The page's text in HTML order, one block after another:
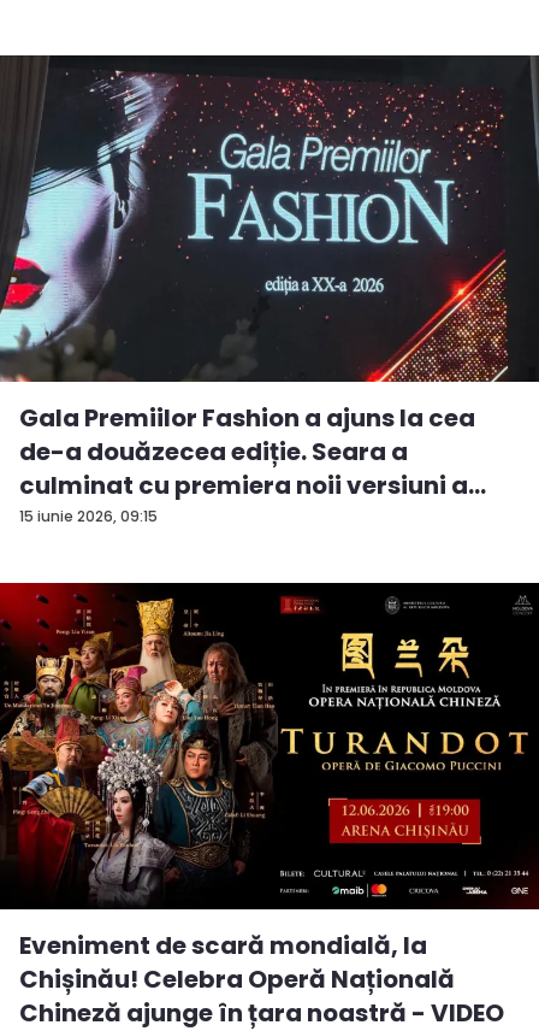
15 iunie 2026, 09:15
Gala Premiilor Fashion a ajuns la cea
de-a douăzecea ediție. Seara a
culminat cu premiera noii versiuni a
pie...
Eveniment de scară mondială, la
Chișinău! Celebra Operă Națională
Chineză ajunge în țara noastră - VIDEO